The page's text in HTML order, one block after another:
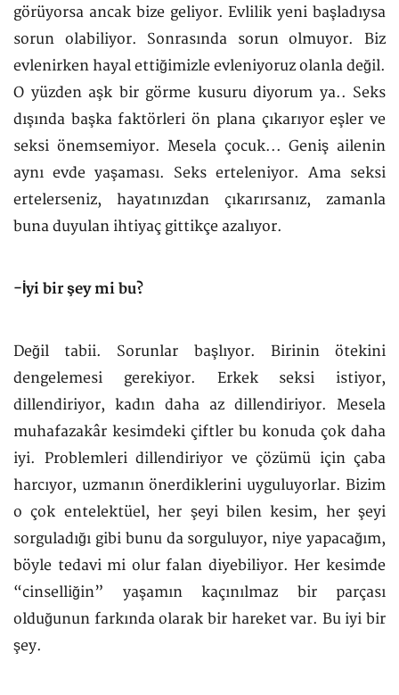
görüyorsa ancak bize geliyor. Evlilik yeni başladıysa
sorun olabiliyor. Sonrasında sorun olmuyor. Biz
evlenirken hayal ettiğimizle evleniyoruz olanla değil.
O yüzden aşk bir görme kusuru diyorum ya.. Seks
dışında başka faktörleri ön plana çıkarıyor eşler ve
seksi önemsemiyor. Mesela çocuk... Geniş ailenin
aynı evde yaşaması. Seks erteleniyor. Ama seksi
ertelerseniz, hayatınızdan çıkarırsanız, zamanla
buna duyulan ihtiyaç gittikçe azalıyor.
-İyi bir şey mi bu?
Değil tabii. Sorunlar başlıyor. Birinin ötekini
dengelemesi gerekiyor. Erkek seksi istiyor,
dillendiriyor, kadın daha az dillendiriyor. Mesela
muhafazakâr kesimdeki çiftler bu konuda çok daha
iyi. Problemleri dillendiriyor ve çözümü için çaba
harcıyor, uzmanın önerdiklerini uyguluyorlar. Bizim
o çok entelektüel, her şeyi bilen kesim, her şeyi
sorguladığı gibi bunu da sorguluyor, niye yapacağım,
böyle tedavi mi olur falan diyebiliyor. Her kesimde
“cinselliğin” yaşamın kaçınılmaz bir parçası
olduğunun farkında olarak bir hareket var. Bu iyi bir
şey.